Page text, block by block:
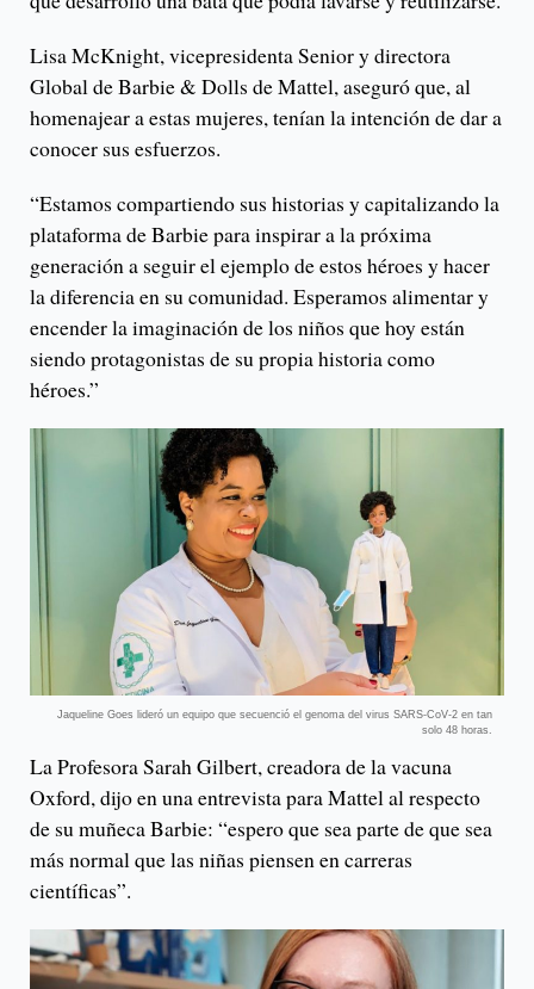
Lisa McKnight, vicepresidenta Senior y directora
Global de Barbie & Dolls de Mattel, aseguró que, al
homenajear a estas mujeres, tenían la intención de dar a
conocer sus esfuerzos.
“Estamos compartiendo sus historias y capitalizando la
plataforma de Barbie para inspirar a la próxima
generación a seguir el ejemplo de estos héroes y hacer
la diferencia en su comunidad. Esperamos alimentar y
encender la imaginación de los niños que hoy están
siendo protagonistas de su propia historia como
héroes.”
Jaqueline Goes lideró un equipo que secuenció el genoma del virus SARS-CoV-2 en tan
solo 48 horas.
La Profesora Sarah Gilbert, creadora de la vacuna
Oxford, dijo en una entrevista para Mattel al respecto
de su muñeca Barbie: “espero que sea parte de que sea
más normal que las niñas piensen en carreras
científicas”.